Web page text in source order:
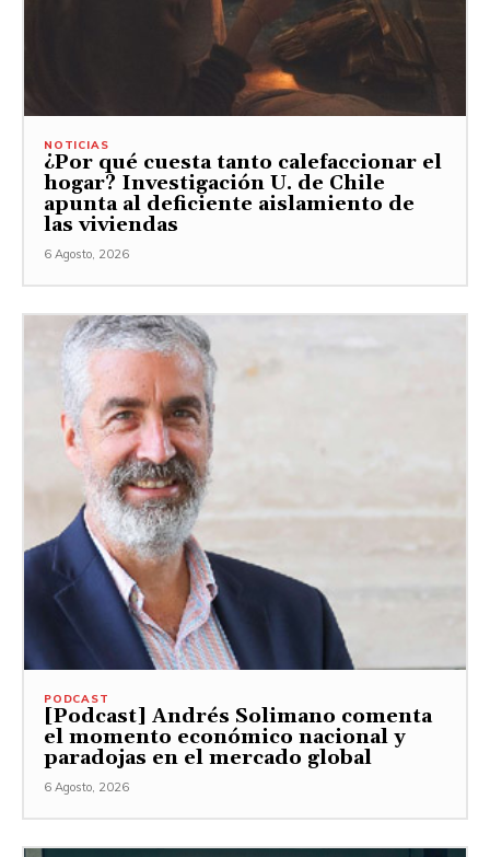
NOTICIAS
¿Por qué cuesta tanto calefaccionar el
hogar? Investigación U. de Chile
apunta al deficiente aislamiento de
las viviendas
6 Agosto, 2026
PODCAST
[Podcast] Andrés Solimano comenta
el momento económico nacional y
paradojas en el mercado global
6 Agosto, 2026